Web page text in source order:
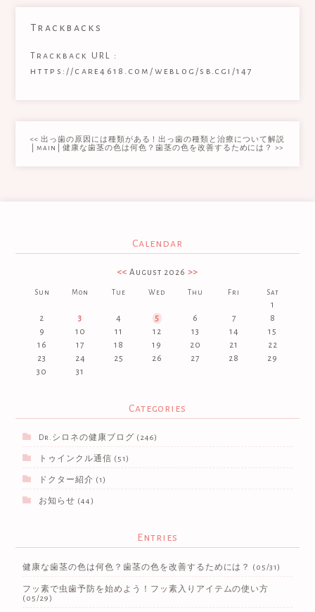
Trackbacks
Trackback URL :
https://care4618.com/weblog/sb.cgi/147
<< 出っ歯の原因には種類がある！出っ歯の種類と治療について解説
main |健康な歯茎の色は何色？歯茎の色を改善するためには？ >>
Calendar
<< August 2026 >>
Sun Mon Tue Wed Thu Fri Sat
1
2
3 4 5 6 7
8
9
10 11 12 13 14
15
16
17 18 19 20 21
22
23
24 25 26 27 28
29
30
31
Categories
Dr.シロネの健康ブログ (246)
トゥインクル通信 (51)
ドクター紹介 (1)
お知らせ (44)
Entries
健康な歯茎の色は何色？歯茎の色を改善するためには？ (05/31)
フッ素で虫歯予防を始めよう！フッ素入りアイテムの使い方
(05/29)